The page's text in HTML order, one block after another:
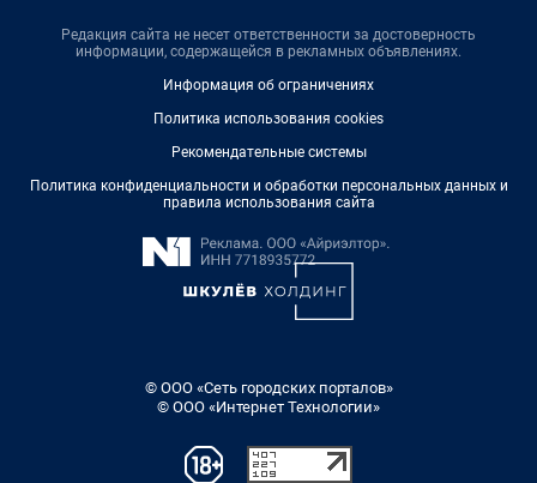
Редакция сайта не несет ответственности за достоверность
информации, содержащейся в рекламных объявлениях.
Информация об ограничениях
Политика использования cookies
Рекомендательные системы
Политика конфиденциальности и обработки персональных данных и
правила использования сайта
© ООО «Сеть городских порталов»
© ООО «Интернет Технологии»